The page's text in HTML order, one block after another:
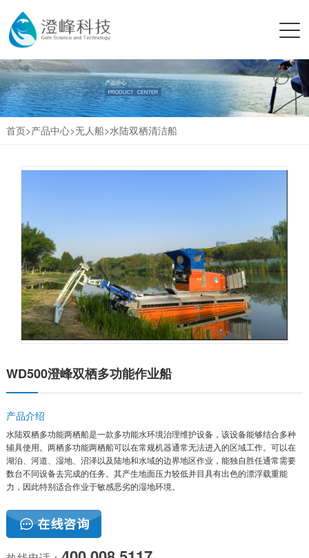
首页>产品中心>无人船>水陆双栖清洁船
WD500澄峰双栖多功能作业船
产品介绍
水陆双栖多功能两栖船是一款多功能水环境治理维护设备，该设备能够结合多种
辅具使用。两栖多功能两栖船可以在常规机器通常无法进入的区域工作。可以在
湖泊、河道、湿地、沼泽以及陆地和水域的边界地区作业，能独自胜任通常需要
数台不同设备去完成的任务。其产生地面压力较低并目具有出色的漂浮载重能
力，因此特别适合作业于敏感恶劣的湿地环境。